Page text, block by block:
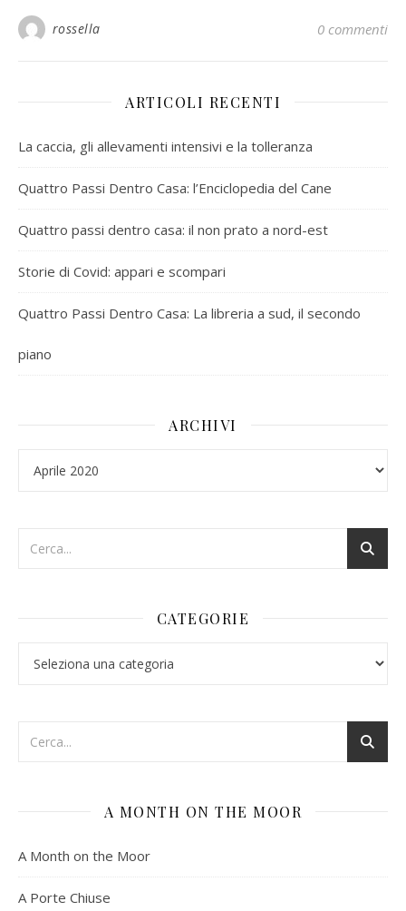
rossella 0 commenti
ARTICOLI RECENTI
La caccia, gli allevamenti intensivi e la tolleranza
Quattro Passi Dentro Casa: l’Enciclopedia del Cane
Quattro passi dentro casa: il non prato a nord-est
Storie di Covid: appari e scompari
Quattro Passi Dentro Casa: La libreria a sud, il secondo
piano
ARCHIVI
CATEGORIE
A MONTH ON THE MOOR
A Month on the Moor
A Porte Chiuse